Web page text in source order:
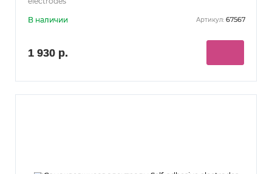
В наличии Артикул: 67567
1 930 р.